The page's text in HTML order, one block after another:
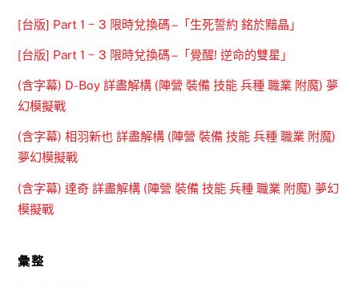
[台版] Part 1 ~ 3 限時兌換碼 –「生死誓約 銘於黯晶」
[台版] Part 1 ~ 3 限時兌換碼 –「覺醒! 逆命的雙星」
(含字幕) D-Boy 詳盡解構 (陣營 裝備 技能 兵種 職業 附魔) 夢
幻模擬戰
(含字幕) 相羽新也 詳盡解構 (陣營 裝備 技能 兵種 職業 附魔)
夢幻模擬戰
(含字幕) 達奇 詳盡解構 (陣營 裝備 技能 兵種 職業 附魔) 夢幻
模擬戰
彙整